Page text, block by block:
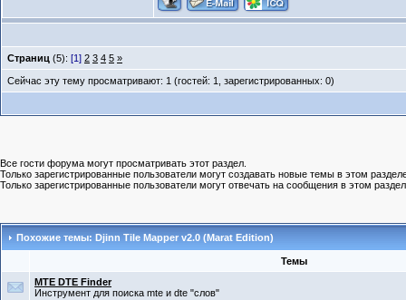
Страниц (5): [1] 2 3 4 5 »
Сейчас эту тему просматривают: 1 (гостей: 1, зарегистрированных: 0)
Все гости форума могут просматривать этот раздел.
Только зарегистрированные пользователи могут создавать новые темы в этом
Только зарегистрированные пользователи могут отвечать на сообщения в этом
Похожие темы: Djinn Tile Mapper v2.0 (Marat Edition)
Темы
MTE DTE Finder
Инструмент для поиска mte и dte "слов"